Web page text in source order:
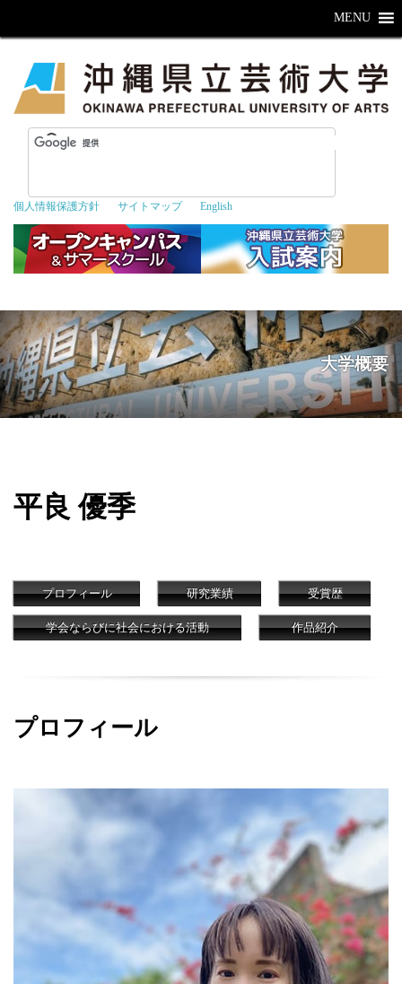
個人情報保護方針 サイトマップ English
MENU
大学概要
平良 優季
プロフィール 研究業績 受賞歴
学会ならびに社会における活動 作品紹介
プロフィール